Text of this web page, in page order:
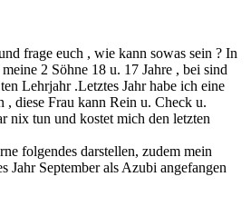
frage euch , wie kann sowas sein ? In
2 Söhne 18 u. 17 Jahre , bei sind
Lehrjahr .Letztes Jahr habe ich eine
, diese Frau kann Rein u. Check u.
nix tun und kostet mich den letzten
folgendes darstellen, zudem mein
Jahr September als Azubi angefangen